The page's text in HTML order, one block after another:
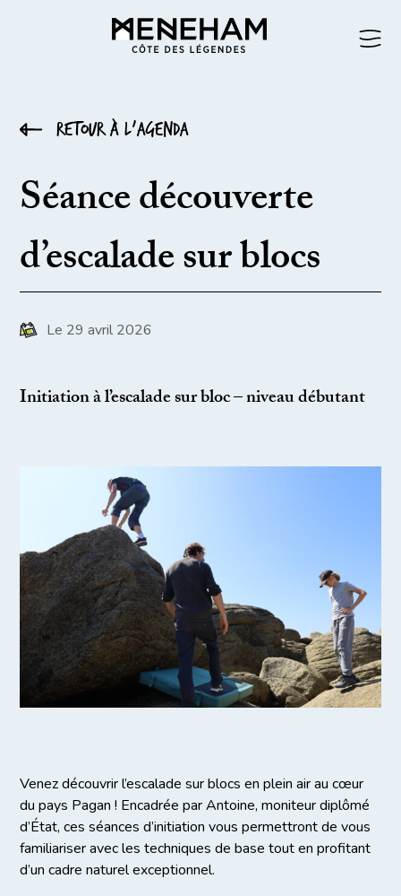
Retour à l’agenda
Séance découverte
d’escalade sur blocs
Le 29 avril 2026
Initiation à l’escalade sur bloc – niveau débutant
Venez découvrir l’escalade sur blocs en plein air au cœur
du pays Pagan ! Encadrée par Antoine, moniteur diplômé
d’État, ces séances d’initiation vous permettront de vous
familiariser avec les techniques de base tout en profitant
d’un cadre naturel exceptionnel.